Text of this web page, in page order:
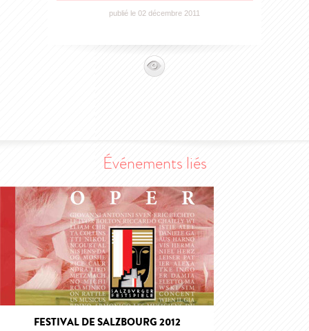
publié le 02 décembre 2011
Événements liés
FESTIVAL DE SALZBOURG 2012